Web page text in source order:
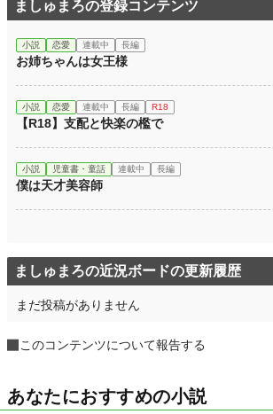
ましゅまろの登録コンテンツ
小説 恋愛 連載中 長編
お姉ちゃんは女王様
小説 恋愛 連載中 長編 R18
【R18】支配と快楽の檻で
小説 児童書・童話 連載中 長編
僕は天才美容師
ましゅまろの近況ボードの更新履歴
まだ投稿がありません
このコンテンツについて報告する
あなたにおすすめの小説